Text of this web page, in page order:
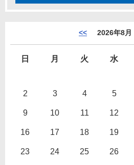
<< 2026年8月
日 月 火 水
2 3 4 5
9 10 11 12
16 17 18 19
23 24 25 26